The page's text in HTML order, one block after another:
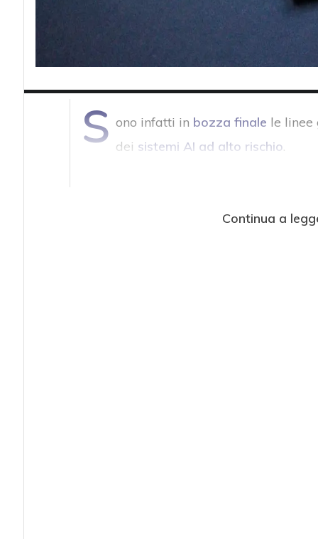
S ono infatti in bozza finale le linee
dei sistemi AI ad alto rischio.
Continua a